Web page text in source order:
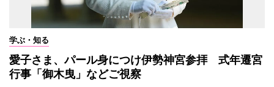
学ぶ・知る
愛子さま、パール身につけ伊勢神宮参拝 式年遷宮
行事「御木曳」などご視察